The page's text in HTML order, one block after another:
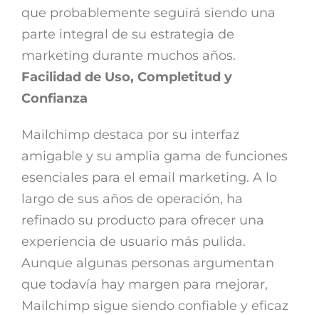
que probablemente seguirá siendo una
parte integral de su estrategia de
marketing durante muchos años.
Facilidad de Uso, Completitud y
Confianza
Mailchimp destaca por su interfaz
amigable y su amplia gama de funciones
esenciales para el email marketing. A lo
largo de sus años de operación, ha
refinado su producto para ofrecer una
experiencia de usuario más pulida.
Aunque algunas personas argumentan
que todavía hay margen para mejorar,
Mailchimp sigue siendo confiable y eficaz